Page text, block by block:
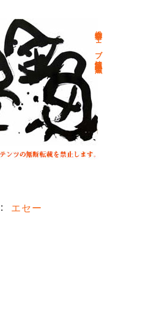
総合文学ウェブ情報誌 文学金魚
エセー